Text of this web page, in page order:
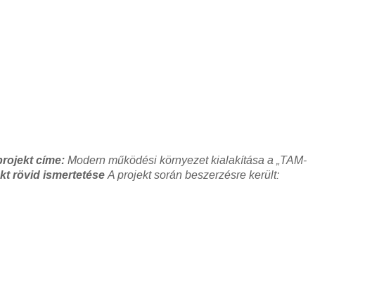
címe: Modern működési környezet kialakítása a „TAM-
rövid ismertetése A projekt során beszerzésre került: